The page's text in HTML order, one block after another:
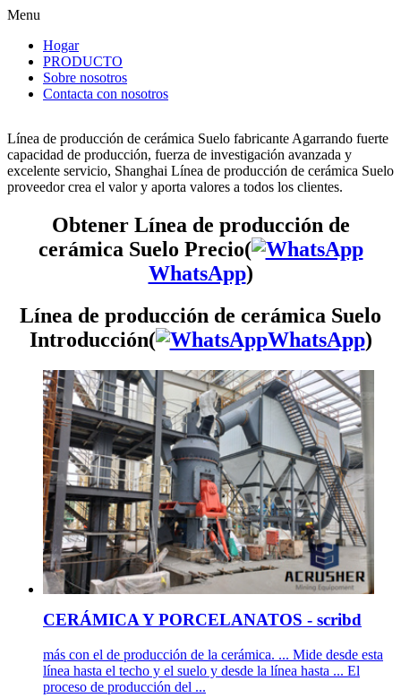
Menu
Hogar
PRODUCTO
Sobre nosotros
Contacta con nosotros
Línea de producción de cerámica Suelo fabricante Agarrando fuerte
capacidad de producción, fuerza de investigación avanzada y
excelente servicio, Shanghai Línea de producción de cerámica Suelo
proveedor crea el valor y aporta valores a todos los clientes.
Obtener Línea de producción de
cerámica Suelo Precio(
WhatsApp)
Línea de producción de cerámica Suelo
Introducción(
WhatsApp)
CERÁMICA Y PORCELANATOS - scribd
más con el de producción de la cerámica. ... Mide desde esta
línea hasta el techo y el suelo y desde la línea hasta ... El
proceso de producción del ...